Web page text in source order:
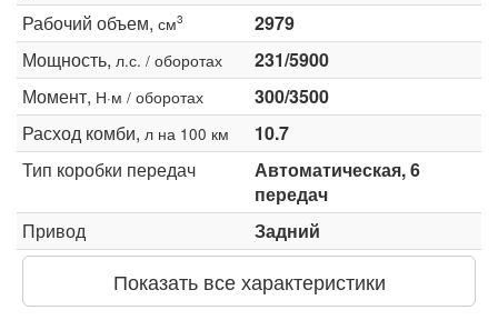
Рабочий объем, см3
2979
Мощность, л.с. / оборотах
231/5900
Момент, Н·м / оборотах
300/3500
Расход комби, л на 100 км
10.7
Тип коробки передач
Автоматическая, 6
передач
Привод
Задний
Показать все характеристики